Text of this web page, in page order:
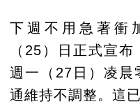
下週不用急著衝
（25）日正式宣
週一（27日）凌晨
通維持不調整。這